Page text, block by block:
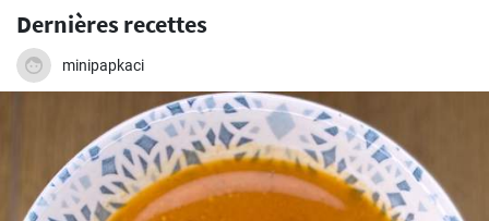
Dernières recettes
minipapkaci